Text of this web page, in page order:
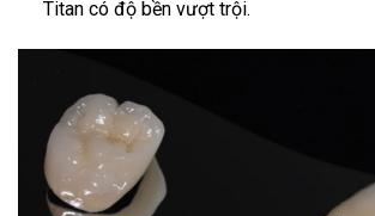
Titan có độ bền vượt trội.